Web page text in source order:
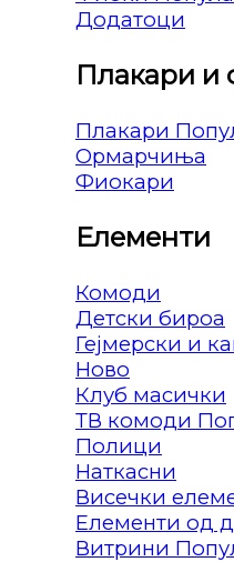
Додатоци
Плакари и
Плакари
Ормарчиња
Фиокари
Елементи
Комоди
Детски бироа
Гејмерски и
Клуб масички
ТВ комоди
Полици
Наткасни
Висечки
Елементи од
Витрини